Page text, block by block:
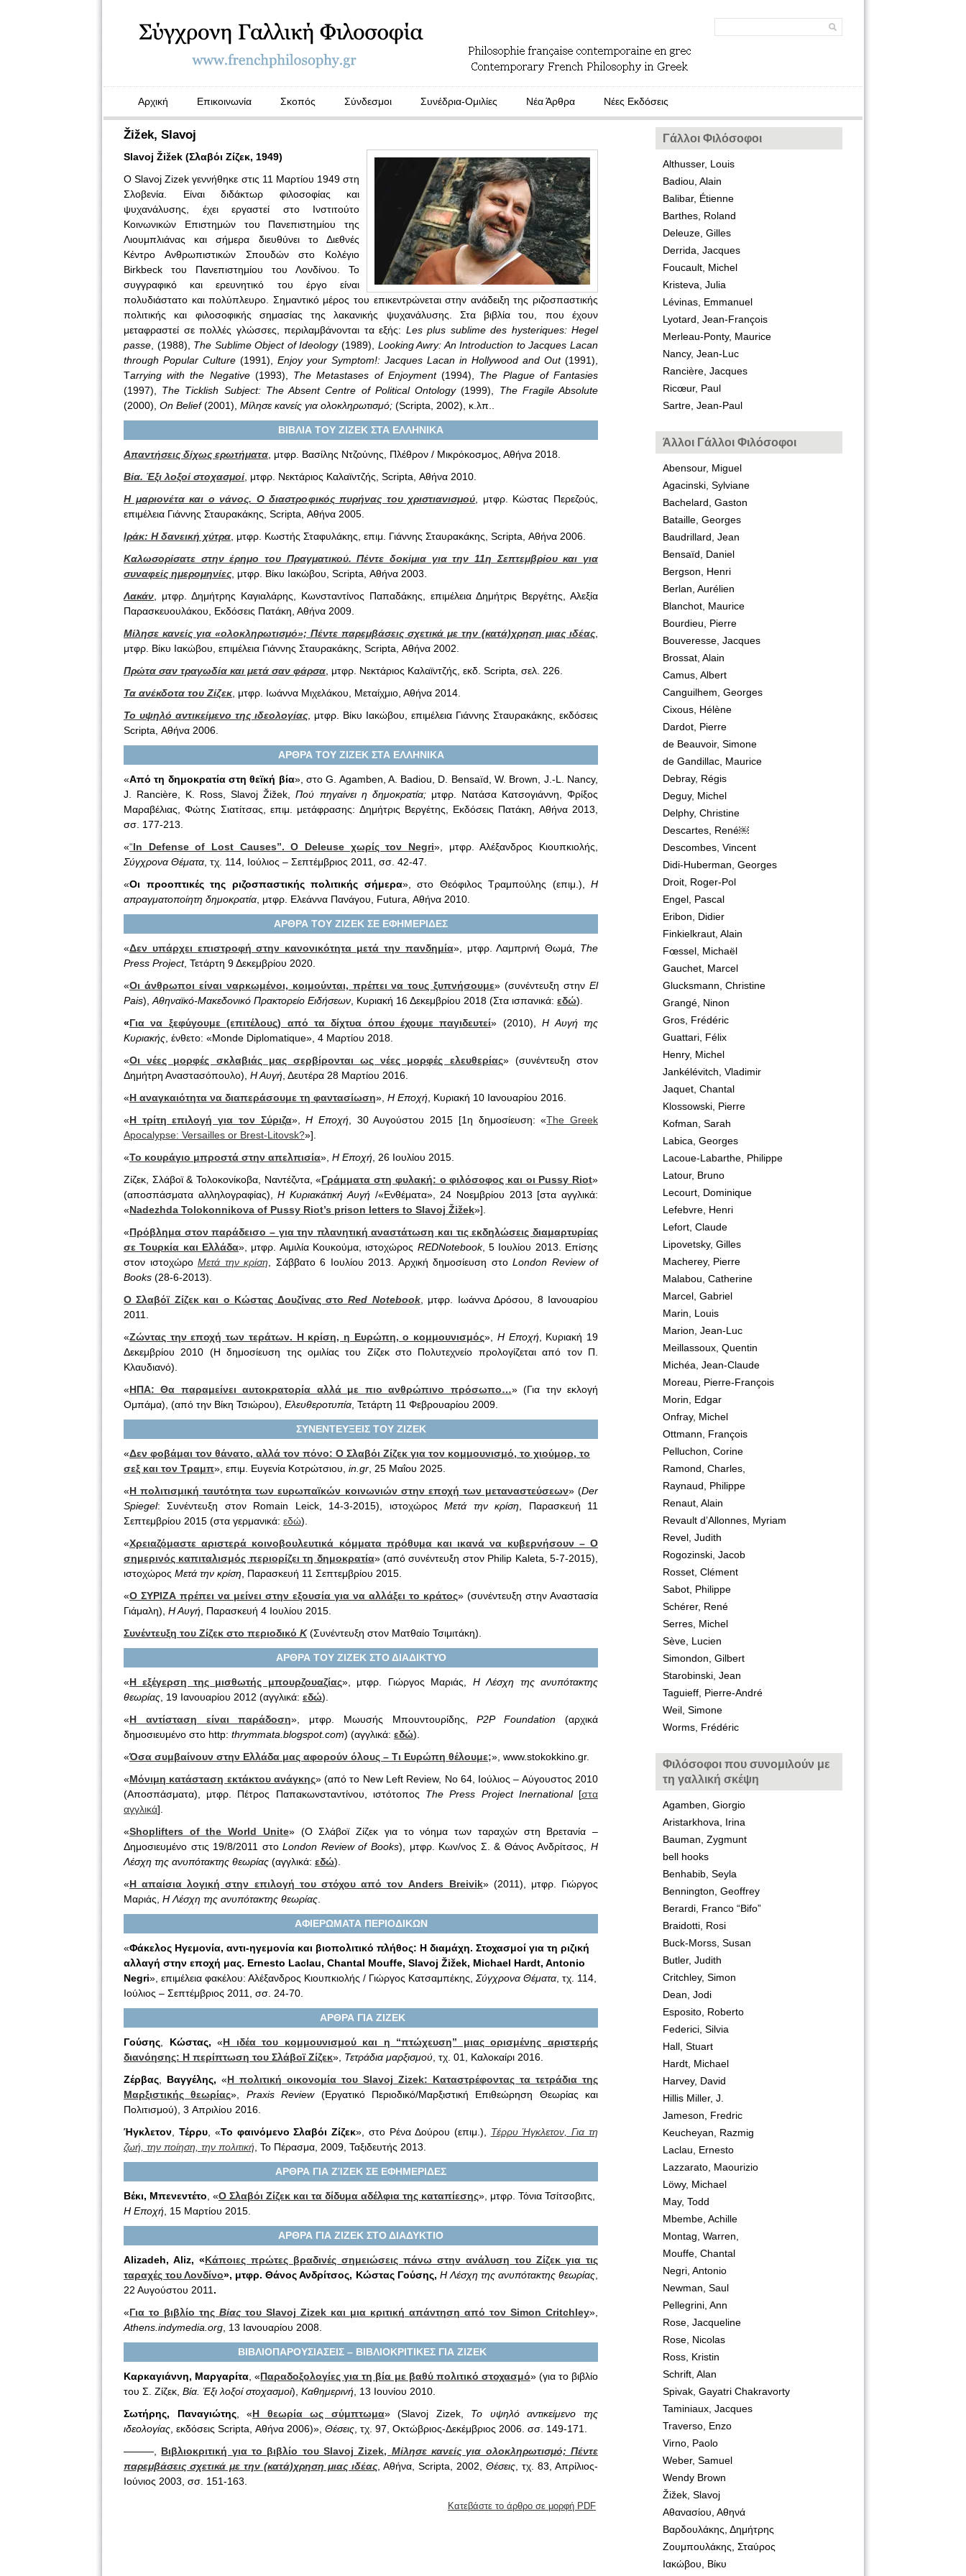
Αρχική Επικοινωνία Σκοπός Σύνδεσμοι Συνέδρια-Ομιλίες Νέα Άρθρα Νέες Εκδόσεις
Žižek, Slavoj
Slavoj Žižek (Σλαβόι Ζίζεκ, 1949)
Ο Slavoj Zizek γεννήθηκε στις 11 Μαρτίου 1949 στη
Σλοβενία. Είναι διδάκτωρ φιλοσοφίας και
ψυχανάλυσης, έχει εργαστεί στο Ινστιτούτο
Κοινωνικών Επιστημών του Πανεπιστημίου της
Λιουμπλιάνας και σήμερα διευθύνει το Διεθνές
Κέντρο Ανθρωπιστικών Σπουδών στο Κολέγιο
Birkbeck του Πανεπιστημίου του Λονδίνου. Το
συγγραφικό και ερευνητικό του έργο είναι
πολυδιάστατο και πολύπλευρο. Σημαντικό μέρος του επικεντρώνεται στην ανάδειξη της ριζοσπαστικής
πολιτικής και φιλοσοφικής σημασίας της λακανικής ψυχανάλυσης. Στα βιβλία του, που έχουν
μεταφραστεί σε πολλές γλώσσες, περιλαμβάνονται τα εξής: Les plus sublime des hysteriques: Hegel
passe , (1988), The Sublime Object of Ideology(1989), Looking Awry: An Introduction to Jacques Lacan
through Popular Culture (1991), Enjoy your Symptom!: Jacques Lacan in Hollywood and Out(1991),
Tarrying with the Negative(1993), The Metastases of Enjoyment(1994), The Plague of Fantasies
(1997), The Ticklish Subject: The Absent Centre of Political Ontology(1999), The Fragile Absolute
(2000), On Belief(2001), Μίλησε κανείς για ολοκληρωτισμό; (Scripta, 2002), κ.λπ..
ΒΙΒΛΙΑ ΤΟΥ ΖΙΖΕΚ ΣΤΑ ΕΛΛΗΝΙΚΑ
Απαντήσεις δίχως ερωτήματα , μτφρ. Βασίλης Ντζούνης, Πλέθρον / Μικρόκοσμος, Αθήνα 2018.
Βία. Έξι λοξοί στοχασμοί, μτφρ. Νεκτάριος Καλαϊντζής, Scripta, Αθήνα 2010.
Η μαριονέτα και ο νάνος. Ο διαστροφικός πυρήνας του χριστιανισμού , μτφρ. Κώστας Περεζούς,
επιμέλεια Γιάννης Σταυρακάκης, Scripta, Αθήνα 2005.
Ιράκ: Η δανεική χύτρα , μτφρ. Κωστής Σταφυλάκης, επιμ. Γιάννης Σταυρακάκης, Scripta, Αθήνα 2006.
Καλωσορίσατε στην έρημο του Πραγματικού. Πέντε δοκίμια για την 11η Σεπτεμβρίου και για
συναφείς ημερομηνίες , μτφρ. Βίκυ Ιακώβου, Scripta, Αθήνα 2003.
Λακάν , μτφρ. Δημήτρης Καγιαλάρης, Κωνσταντίνος Παπαδάκης, επιμέλεια Δημήτρις Βεργέτης, Αλεξία
Παρασκευουλάκου, Εκδόσεις Πατάκη, Αθήνα 2009.
Μίλησε κανείς για «ολοκληρωτισμό»; Πέντε παρεμβάσεις σχετικά με την (κατά)χρηση μιας ιδέας
μτφρ. Βίκυ Ιακώβου, επιμέλεια Γιάννης Σταυρακάκης, Scripta, Αθήνα 2002.
Πρώτα σαν τραγωδία και μετά σαν φάρσα , μτφρ. Νεκτάριος Καλαϊντζής, εκδ. Scripta, σελ. 226.
Τα ανέκδοτα του Ζίζεκ , μτφρ. Ιωάννα Μιχελάκου, Μεταίχμιο, Αθήνα 2014.
Το υψηλό αντικείμενο της ιδεολογίας , μτφρ. Βίκυ Ιακώβου, επιμέλεια Γιάννης Σταυρακάκης, εκδόσεις
Scripta, Αθήνα 2006.
ΑΡΘΡΑ ΤΟΥ ΖΙΖΕΚ ΣΤΑ ΕΛΛΗΝΙΚΑ
«Από τη δημοκρατία στη θεϊκή βία», στο G. Agamben, A. Badiou, D. Bensaïd, W. Brown, J.-L. Nancy,
J. Rancière, K. Ross, Slavoj Žižek,Πού πηγαίνει η δημοκρατία;μτφρ. Νατάσα Κατσογιάννη, Φρίξος
Μαραβέλιας, Φώτης Σιατίτσας, επιμ. μετάφρασης: Δημήτρις Βεργέτης, Εκδόσεις Πατάκη, Αθήνα 2013,
σσ. 177-213.
«“In Defense of Lost Causes”. Ο Deleuse χωρίς τον Negri», μτφρ. Αλέξανδρος Κιουπκιολής,
Σύγχρονα Θέματα , τχ. 114, Ιούλιος – Σεπτέμβριος 2011, σσ. 42-47.
«Οι προοπτικές της ριζοσπαστικής πολιτικής σήμερα», στο Θεόφιλος Τραμπούλης (επιμ.), Η
απραγματοποίητη δημοκρατία , μτφρ. Ελεάννα Πανάγου, Futura, Αθήνα 2010.
ΑΡΘΡΑ ΤΟΥ ΖΙΖΕΚ ΣΕ ΕΦΗΜΕΡΙΔΕΣ
«Δεν υπάρχει επιστροφή στην κανονικότητα μετά την πανδημία», μτφρ. Λαμπρινή Θωμά, The
Press Project, Τετάρτη 9 Δεκεμβρίου 2020.
«Οι άνθρωποι είναι ναρκωμένοι, κοιμούνται, πρέπει να τους ξυπνήσουμε» (συνέντευξη στηνEl
Pais), Αθηναϊκό-Μακεδονικό Πρακτορείο Ειδήσεων , Κυριακή 16 Δεκεμβρίου 2018 (Στα ισπανικά: εδώ).
«Για να ξεφύγουμε (επιτέλους) από τα δίχτυα όπου έχουμε παγιδευτεί» (2010),Η Αυγή της
Κυριακής , ένθετο: «Monde Diplomatique», 4 Μαρτίου 2018.
«Οι νέες μορφές σκλαβιάς μας σερβίρονται ως νέες μορφές ελευθερίας» (συνέντευξη στον
Δημήτρη Αναστασόπουλο), Η Αυγή , Δευτέρα 28 Μαρτίου 2016.
«Η αναγκαιότητα να διαπεράσουμε τη φαντασίωση», Η Εποχή , Κυριακή 10 Ιανουαρίου 2016.
«Η τρίτη επιλογή για τον Σύριζα»,Η Εποχή , 30 Αυγούστου 2015 [1η δημοσίευση: «The Greek
Apocalypse: Versailles or Brest-Litovsk?»].
«Το κουράγιο μπροστά στην απελπισία», Η Εποχή , 26 Ιουλίου 2015.
Ζίζεκ, Σλάβοϊ & Τολοκονίκοβα, Ναντέζντα, «Γράμματα στη φυλακή: ο φιλόσοφος και οι Pussy Riot»
(αποσπάσματα αλληλογραφίας),Η Κυριακάτική Αυγή/«Ενθέματα», 24 Νοεμβρίου 2013 [στα αγγλικά:
«Nadezhda Tolokonnikova of Pussy Riot’s prison letters to Slavoj Žižek»].
«Πρόβλημα στον παράδεισο – για την πλανητική αναστάτωση και τις εκδηλώσεις διαμαρτυρίας
σε Τουρκία και Ελλάδα», μτφρ. Αιμιλία Κουκούμα, ιστοχώρος REDNotebook, 5 Ιουλίου 2013. Επίσης
στον ιστοχώρο Μετά την κρίση , Σάββατο 6 Ιουλίου 2013. Αρχική δημοσίευση στο London Review of
Books (28-6-2013).
Ο Σλαβόϊ Ζίζεκ και ο Κώστας Δουζίνας στοRed Notebook, μτφρ. Ιωάννα Δρόσου, 8 Ιανουαρίου
2011.
«Ζώντας την εποχή των τεράτων. Η κρίση, η Ευρώπη, ο κομμουνισμός», Η Εποχή, Κυριακή 19
Δεκεμβρίου 2010 (Η δημοσίευση της ομιλίας του Ζίζεκ στο Πολυτεχνείο προλογίζεται από τον Π.
Κλαυδιανό).
«ΗΠΑ: Θα παραμείνει αυτοκρατορία αλλά με πιο ανθρώπινο πρόσωπο…» (Για την εκλογή
Ομπάμα), (από την Βίκη Τσιώρου), Ελευθεροτυπία , Τετάρτη 11 Φεβρουαρίου 2009.
ΣΥΝΕΝΤΕΥΞΕΙΣ ΤΟΥ ΖΙΖΕΚ
«Δεν φοβάμαι τον θάνατο, αλλά τον πόνο: Ο Σλαβόι Ζίζεκ για τον κομμουνισμό, το χιούμορ, το
σεξ και τον Τραμπ», επιμ. Ευγενία Κοτρώτσιου, in.gr , 25 Μαΐου 2025.
«Η πολιτισμική ταυτότητα των ευρωπαϊκών κοινωνιών στην εποχή των μεταναστεύσεων» (Der
Spiegel: Συνέντευξη στον Romain Leick, 14-3-2015), ιστοχώροςΜετά την κρίση , Παρασκευή 11
Σεπτεμβρίου 2015 (στα γερμανικά: εδώ).
«Χρειαζόμαστε αριστερά κοινοβουλευτικά κόμματα πρόθυμα και ικανά να κυβερνήσουν – Ο
σημερινός καπιταλισμός περιορίζει τη δημοκρατία» (από συνέντευξη στον Philip Kaleta, 5-7-2015),
ιστοχώρος Μετά την κρίση , Παρασκευή 11 Σεπτεμβρίου 2015.
«Ο ΣΥΡΙΖΑ πρέπει να μείνει στην εξουσία για να αλλάξει το κράτος» (συνέντευξη στην Αναστασία
Γιάμαλη), Η Αυγή , Παρασκευή 4 Ιουλίου 2015.
Συνέντευξη του Ζίζεκ στο περιοδικό Κ(Συνέντευξη στον Ματθαίο Τσιμιτάκη).
ΑΡΘΡΑ ΤΟΥ ΖΙΖΕΚ ΣΤΟ ΔΙΑΔΙΚΤΥΟ
«Η εξέγερση της μισθωτής μπουρζουαζίας», μτφρ. Γιώργος Μαριάς, Η Λέσχη της ανυπότακτης
θεωρίας , 19 Ιανουαρίου 2012 (αγγλικά: εδώ).
«Η αντίσταση είναι παράδοση», μτφρ. Μωυσής Μπουντουρίδης,P2PFoundation (αρχικά
δημοσιευμένο στο http: thrymmata. blogspot.com) (αγγλικά: εδώ).
«Όσα συμβαίνουν στην Ελλάδα μας αφορούν όλους – Τι Ευρώπη θέλουμε;», www.stokokkino.gr.
«Μόνιμη κατάσταση εκτάκτου ανάγκης» (από το New Left Review, No 64, Ιούλιος – Αύγουστος 2010
(Αποσπάσματα), μτφρ. Πέτρος Παπακωνσταντίνου, ιστότοπος The Press Project Inernational[στα
αγγλικά].
«Shoplifters of the World Unite» (Ο Σλάβοϊ Ζίζεκ για το νόημα των ταραχών στη Bρετανία –
Δημοσιευμένο στις 19/8/2011 στοLondon Review of Books), μτφρ. Κων/νος Σ. & Θάνος Ανδρίτσος,Η
Λέσχη της ανυπότακτης θεωρίας (αγγλικά: εδώ).
«Η απαίσια λογική στην επιλογή του στόχου από τον Anders Breivik» (2011), μτφρ. Γιώργος
Μαριάς, Η Λέσχη της ανυπότακτης θεωρίας
ΑΦΙΕΡΩΜΑΤΑ ΠΕΡΙΟΔΙΚΩΝ
«Φάκελος Ηγεμονία, αντι-ηγεμονία και βιοπολιτικό πλήθος: Η διαμάχη. Στοχασμοί για τη ριζική
αλλαγή στην εποχή μας. Ernesto Laclau, Chantal Mouffe, Slavoj Žižek, Michael Hardt, Antonio
Negri», επιμέλεια φακέλου: Αλέξανδρος Κιουπκιολής / Γιώργος Κατσαμπέκης, Σύγχρονα Θέματα , τχ. 114,
Ιούλιος – Σεπτέμβριος 2011, σσ. 24-70.
ΑΡΘΡΑ ΓΙΑ ΖΙΖΕΚ
Γούσης Κώστας,«Η ιδέα του κομμουνισμού και η “πτώχευση” μιας ορισμένης αριστερής
διανόησης: Η περίπτωση του Σλάβοϊ Ζίζεκ», Τετράδια μαρξισμού , τχ. 01, Καλοκαίρι 2016.
Ζέρβας
Βαγγέλης, «Η πολιτική οικονομία του Slavoj Zizek: Καταστρέφοντας τα τετράδια της
Μαρξιστικής θεωρίας», PraxisReview(Εργατικό Περιοδικό/Μαρξιστική Επιθεώρηση Θεωρίας και
Πολιτισμού), 3 Απριλίου 2016.
Ήγκλετον
Τέρρυ, «Το φαινόμενο Σλαβόι Ζίζεκ», στο Ρένα Δούρου (επιμ.), Τέρρυ Ήγκλετον, Για τη
ζωή, την ποίηση, την πολιτική , Το Πέρασμα, 2009, Ταξιδευτής 2013.
ΑΡΘΡΑ ΓΙΑ ΖΊΖΕΚ ΣΕ ΕΦΗΜΕΡΙΔΕΣ
Βέκι, Μπενεντέτο , «Ο Σλαβόι Ζίζεκ και τα δίδυμα αδέλφια της καταπίεσης», μτφρ. Τόνια Τσίτσοβιτς,
Η Εποχή , 15 Μαρτίου 2015.
ΑΡΘΡΑ ΓΙΑ ΖΙΖΕΚ ΣΤΟ ΔΙΑΔΥΚΤΙΟ
Alizadeh, Aliz, «Κάποιες πρώτες βραδινές σημειώσεις πάνω στην ανάλυση του Ζίζεκ για τις
ταραχές του Λονδίνο», μτφρ. Θάνος Ανδρίτσος, Κώστας Γούσης, Η Λέσχη της ανυπότακτης θεωρίας
22 Αυγούστου 2011 .
«Για το βιβλίο της Βίας του Slavoj Zizek και μια κριτική απάντηση από τον Simon Critchley»,
Athens.indymedia.org , 13 Ιανουαρίου 2008.
ΒΙΒΛΙΟΠΑΡΟΥΣΙΑΣΕΙΣ – ΒΙΒΛΙΟΚΡΙΤΙΚΕΣ ΓΙΑ ΖΙΖΕΚ
Καρκαγιάννη, Μαργαρίτα , «Παραδοξολογίες για τη βία με βαθύ πολιτικό στοχασμό» (για το βιβλίο
του Σ. Ζίζεκ, Βία. Έξι λοξοί στοχασμοί), Καθημερινή , 13 Ιουνίου 2010.
Σωτήρης, Παναγιώτης, «Η θεωρία ως σύμπτωμα» (Slavoj Zizek, Το υψηλό αντικείμενο της
ιδεολογίας , εκδόσεις Scripta, Αθήνα 2006)», Θέσεις , τχ. 97, Οκτώβριος-Δεκέμβριος 2006. σσ. 149-171.
———, Βιβλιοκριτική για το βιβλίο του Slavoj Zizek, Μίλησε κανείς για ολοκληρωτισμό; Πέντε
παρεμβάσεις σχετικά με την (κατά)χρηση μιας ιδέας , Αθήνα, Scripta, 2002, Θέσεις , τχ. 83, Απρίλιος-
Ιούνιος 2003, σσ. 151-163.
Κατεβάστε το άρθρο σε μορφή PDF
Γάλλοι Φιλόσοφοι
Althusser, Louis
Badiou, Alain
Balibar, Étienne
Barthes, Roland
Deleuze, Gilles
Derrida, Jacques
Foucault, Michel
Kristeva, Julia
Lévinas, Emmanuel
Lyotard, Jean-François
Merleau-Ponty, Maurice
Nancy, Jean-Luc
Rancière, Jacques
Ricœur, Paul
Sartre, Jean-Paul
Άλλοι Γάλλοι Φιλόσοφοι
Abensour, Miguel
Agacinski, Sylviane
Bachelard, Gaston
Bataille, Georges
Baudrillard, Jean
Bensaïd, Daniel
Bergson, Henri
Berlan, Aurélien
Blanchot, Maurice
Bourdieu, Pierre
Bouveresse, Jacques
Brossat, Alain
Camus, Albert
Canguilhem, Georges
Cixous, Hélène
Dardot, Pierre
de Beauvoir, Simone
de Gandillac, Maurice
Debray, Régis
Deguy, Michel
Delphy, Christine
Descartes, René￼
Descombes, Vincent
Didi-Huberman, Georges
Droit, Roger-Pol
Engel, Pascal
Eribon, Didier
Finkielkraut, Alain
Fœssel, Michaël
Gauchet, Marcel
Glucksmann, Christine
Grangé, Ninon
Gros, Frédéric
Guattari, Félix
Henry, Michel
Jankélévitch, Vladimir
Jaquet, Chantal
Klossowski, Pierre
Kofman, Sarah
Labica, Georges
Lacoue-Labarthe, Philippe
Latour, Bruno
Lecourt, Dominique
Lefebvre, Henri
Lefort, Claude
Lipovetsky, Gilles
Macherey, Pierre
Malabou, Catherine
Marcel, Gabriel
Marin, Louis
Marion, Jean-Luc
Meillassoux, Quentin
Michéa, Jean-Claude
Moreau, Pierre-François
Morin, Edgar
Onfray, Michel
Ottmann, François
Pelluchon, Corine
Ramond, Charles,
Raynaud, Philippe
Renaut, Alain
Revault d’Allonnes, Myriam
Revel, Judith
Rogozinski, Jacob
Rosset, Clément
Sabot, Philippe
Schérer, René
Serres, Michel
Sève, Lucien
Simondon, Gilbert
Starobinski, Jean
Taguieff, Pierre-André
Weil, Simone
Worms, Frédéric
Φιλόσοφοι που συνομιλούν με
τη γαλλική σκέψη
Agamben, Giorgio
Aristarkhova, Irina
Bauman, Zygmunt
bell hooks
Benhabib, Seyla
Bennington, Geoffrey
Berardi, Franco “Bifo”
Braidotti, Rosi
Buck-Morss, Susan
Butler, Judith
Critchley, Simon
Dean, Jodi
Esposito, Roberto
Federici, Silvia
Hall, Stuart
Hardt, Michael
Harvey, David
Hillis Miller, J.
Jameson, Fredric
Keucheyan, Razmig
Laclau, Ernesto
Lazzarato, Maourizio
Löwy, Michael
May, Todd
Mbembe, Achille
Montag, Warren,
Mouffe, Chantal
Negri, Antonio
Newman, Saul
Pellegrini, Ann
Rose, Jacqueline
Rose, Nicolas
Ross, Kristin
Schrift, Alan
Spivak, Gayatri Chakravorty
Taminiaux, Jacques
Traverso, Enzo
Virno, Paolo
Weber, Samuel
Wendy Brown
Žižek, Slavoj
Αθανασίου, Αθηνά
Βαρδουλάκης, Δημήτρης
Ζουμπουλάκης, Σταύρος
Ιακώβου, Βίκυ